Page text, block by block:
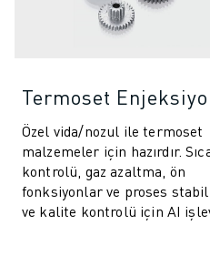
Termoset
Özel vida/nozul ile termoset
malzemeler için hazırdır.
kontrolü, gaz azaltma, ön
fonksiyonlar ve proses
ve kalite kontrolü için AI